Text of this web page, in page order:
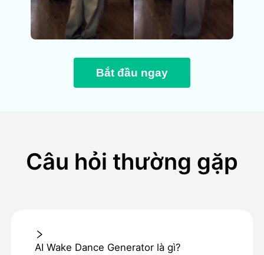
Bắt đầu ngay
Câu hỏi thường gặp
AI Wake Dance Generator là gì?